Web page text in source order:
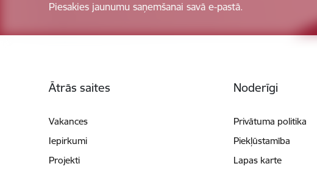
Piesakies jaunumu saņemšanai savā e-pastā.
Ātrās saites
Vakances
Iepirkumi
Projekti
Noderīgi
Privātuma politika
Piekļūstamība
Lapas karte